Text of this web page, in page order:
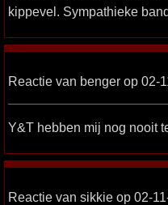
kippevel. Sympathieke
Reactie van benger op 02-
Y&T hebben mij nog nooit
Reactie van sikkie op 02-